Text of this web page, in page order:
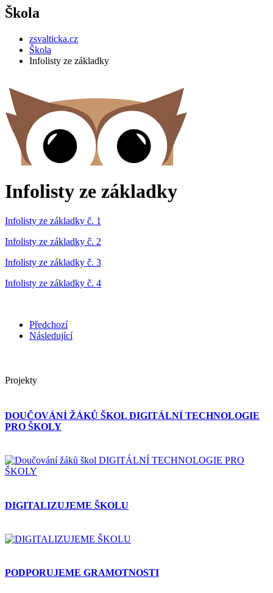
Škola
zsvalticka.cz
Škola
Infolisty ze základky
Infolisty ze základky
Infolisty ze základky č. 1
Infolisty ze základky č. 2
Infolisty ze základky č. 3
Infolisty ze základky č. 4
Předchozí
Následující
Projekty
DOUČOVÁNÍ ŽÁKŮ ŠKOL DIGITÁLNÍ TECHNOLOGIE
PRO ŠKOLY
DIGITALIZUJEME ŠKOLU
PODPORUJEME GRAMOTNOSTI